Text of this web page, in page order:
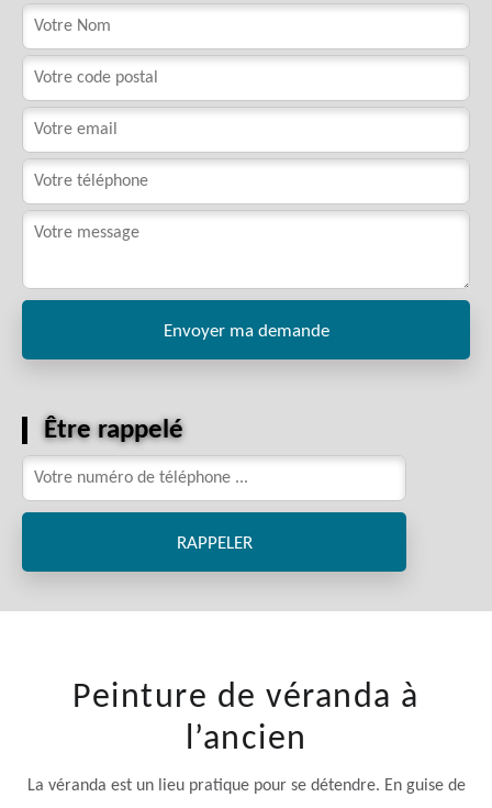
Être rappelé
Peinture de véranda à
l’ancien
La véranda est un lieu pratique pour se détendre. En guise de